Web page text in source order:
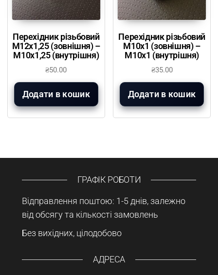
Перехідник різьбовий
М12х1,25 (зовнішня) –
М10х1,25 (внутрішня)
₴50.00
Додати в кошик
Перехідник різьбовий
М10х1 (зовнішня) –
М10х1 (внутрішня)
₴35.00
Додати в кошик
ГРАФІК РОБОТИ
Відправлення поштою: 1-5 днів, залежно
від обсягу та кількості замовлень
Без вихідних, цілодобово
АДРЕСА